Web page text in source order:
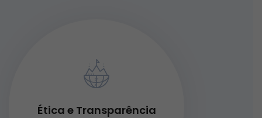
Ética e Transparência